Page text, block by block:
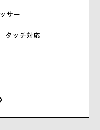
サー
タッチ対応